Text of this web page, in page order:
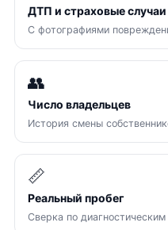
ДТП и страховые случаи
С фотографиями
👥
Число владельцев
История смены
📏
Реальный пробег
Сверка по